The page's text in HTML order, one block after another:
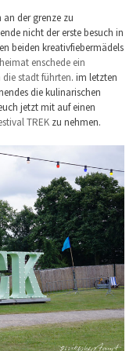
der grenze zu
nicht der erste besuch in
beiden kreativfiebermädels
enschede ein
die stadt führten. im letzten
die kulinarischen
jetzt mit auf einen
TREK zu nehmen.